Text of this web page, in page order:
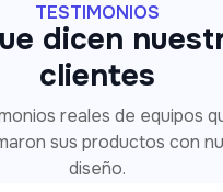
TESTIMONIOS
dicen
clientes
reales de equipos
sus productos con
diseño.